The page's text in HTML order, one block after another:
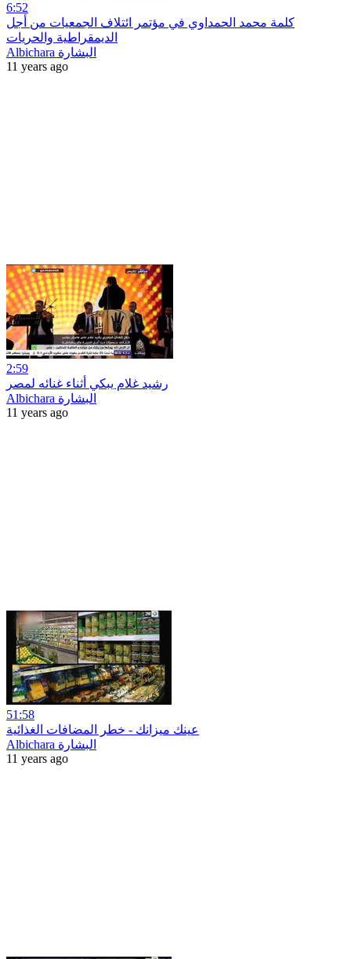
6:52
كلمة محمد الحمداوي في مؤتمر ائتلاف الجمعيات من أجل
الديمقراطية والحريات
Albichara البشارة
11 years ago
2:59
رشيد غلام يبكي أثناء غنائه لمصر
Albichara البشارة
11 years ago
51:58
عينك ميزانك - خطر المضافات الغذائية
Albichara البشارة
11 years ago